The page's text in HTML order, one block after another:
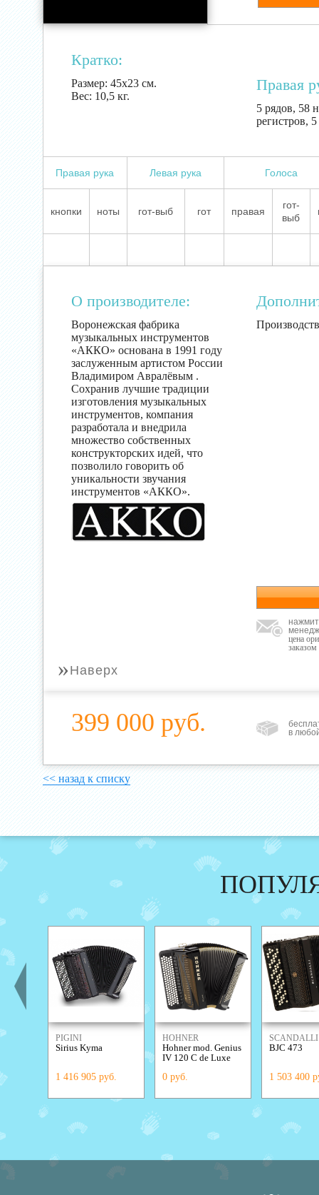
Кратко:
Размер: 45х23 см.
Вес: 10,5 кг.
Правая
5 рядов, 58
регистров,
Правая рука Левая рука Голоса
кнопки ноты гот-выб гот правая
гот-
выб
О производителе:
Воронежская фабрика
музыкальных инструментов
«АККО» основана в 1991 году
заслуженным артистом России
Владимиром Авралёвым .
Сохранив лучшие традиции
изготовления музыкальных
инструментов, компания
разработала и внедрила
множество собственных
конструкторских идей, что
позволило говорить об
уникальности звучания
инструментов «АККО».
цена
заказом
» Наверх
399 000 руб.
в
<< назад к списку
PIGINI
Sirius Kyma
1 416 905 руб.
HOHNER
Hohner mod. Genius
IV 120 C de Luxe
0 руб.
SCANDALLI
BJC 473
1 503 400